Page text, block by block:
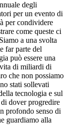
degli
per un evento di
per condividere
come queste ci
a una svolta
far parte del
può essere una
di miliardi di
che non possiamo
stati sollevati
tecnologia e sul
dover progredire
profondo senso di
guardiamo alla